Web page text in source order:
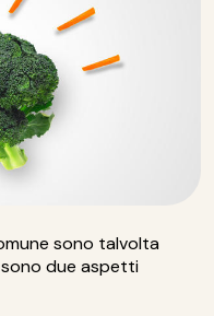
sono talvolta
due aspetti